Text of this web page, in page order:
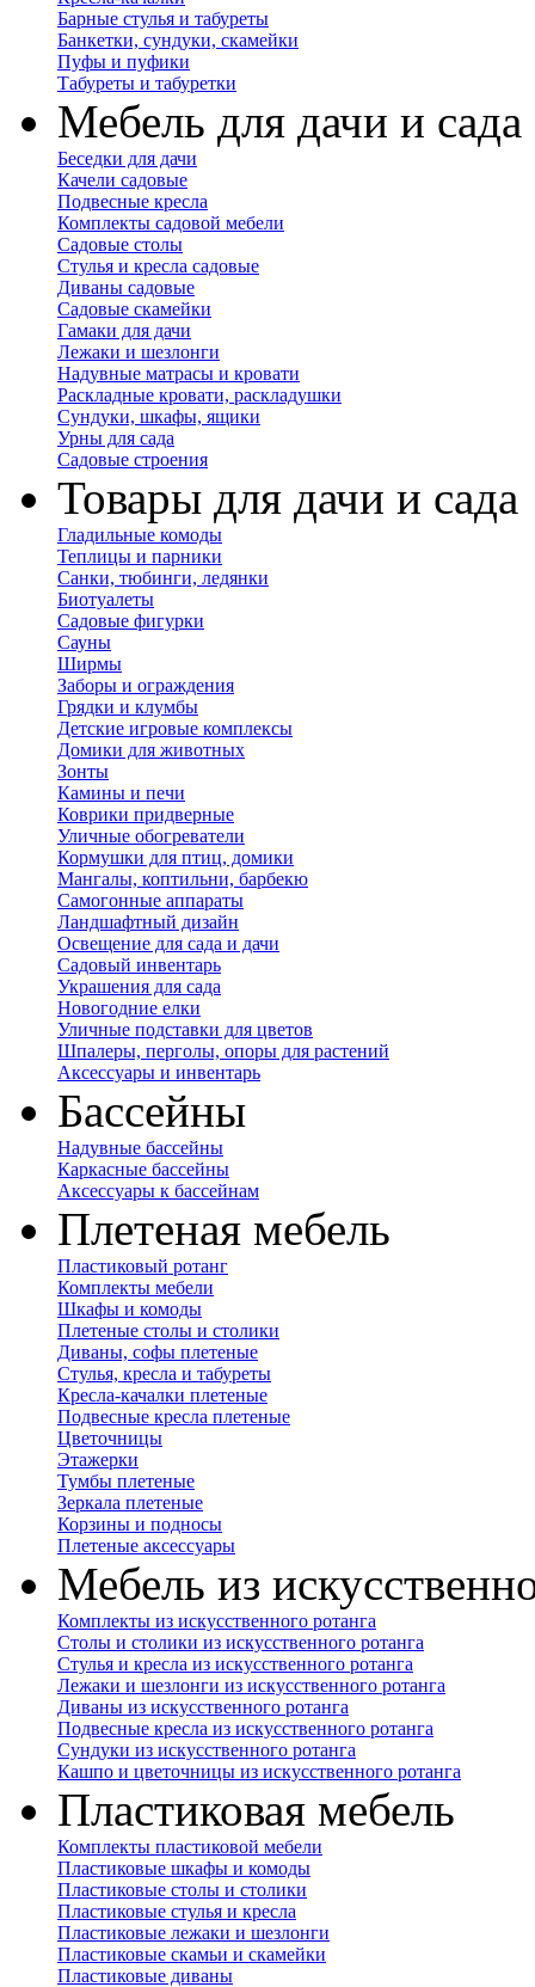
Барные стулья и табуреты
Банкетки, сундуки, скамейки
Пуфы и пуфики
Табуреты и табуретки
Мебель для дачи и сада
Беседки для дачи
Качели садовые
Подвесные кресла
Комплекты садовой мебели
Садовые столы
Стулья и кресла садовые
Диваны садовые
Садовые скамейки
Гамаки для дачи
Лежаки и шезлонги
Надувные матрасы и кровати
Раскладные кровати, раскладушки
Сундуки, шкафы, ящики
Урны для сада
Садовые строения
Товары для дачи и сада
Гладильные комоды
Теплицы и парники
Санки, тюбинги, ледянки
Биотуалеты
Садовые фигурки
Сауны
Ширмы
Заборы и ограждения
Грядки и клумбы
Детские игровые комплексы
Домики для животных
Зонты
Камины и печи
Коврики придверные
Уличные обогреватели
Кормушки для птиц, домики
Мангалы, коптильни, барбекю
Самогонные аппараты
Ландшафтный дизайн
Освещение для сада и дачи
Садовый инвентарь
Украшения для сада
Новогодние елки
Уличные подставки для цветов
Шпалеры, перголы, опоры для растений
Аксессуары и инвентарь
Бассейны
Надувные бассейны
Каркасные бассейны
Аксессуары к бассейнам
Плетеная мебель
Пластиковый ротанг
Комплекты мебели
Шкафы и комоды
Плетеные столы и столики
Диваны, софы плетеные
Стулья, кресла и табуреты
Кресла-качалки плетеные
Подвесные кресла плетеные
Цветочницы
Этажерки
Тумбы плетеные
Зеркала плетеные
Корзины и подносы
Плетеные аксессуары
Мебель из
Комплекты из искусственного ротанга
Столы и столики из искусственного ротанга
Стулья и кресла из искусственного ротанга
Лежаки и шезлонги из искусственного ротанга
Диваны из искусственного ротанга
Подвесные кресла из искусственного ротанга
Сундуки из искусственного ротанга
Кашпо и цветочницы из искусственного ротанга
Пластиковая мебель
Комплекты пластиковой мебели
Пластиковые шкафы и комоды
Пластиковые столы и столики
Пластиковые стулья и кресла
Пластиковые лежаки и шезлонги
Пластиковые скамьи и скамейки
Пластиковые диваны